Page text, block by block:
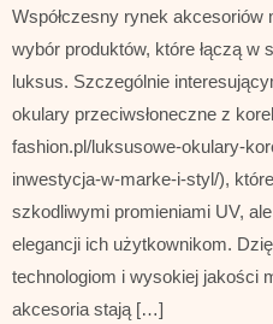
Współczesny rynek akcesoriów
wybór produktów, które łączą w
luksus. Szczególnie
okulary przeciwsłoneczne z
fashion.pl/luksusowe-okulary-
inwestycja-w-marke-i-styl/),
szkodliwymi promieniami UV,
elegancji ich użytkownikom.
technologiom i wysokiej jakości
akcesoria stają […]